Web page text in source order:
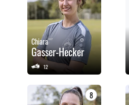
Chiara
Gasser-Hecker
12
8